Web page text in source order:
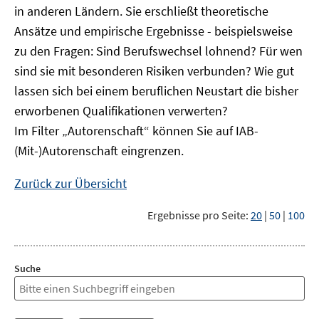
in anderen Ländern. Sie erschließt theoretische
Ansätze und empirische Ergebnisse - beispielsweise
zu den Fragen: Sind Berufswechsel lohnend? Für wen
sind sie mit besonderen Risiken verbunden? Wie gut
lassen sich bei einem beruflichen Neustart die bisher
erworbenen Qualifikationen verwerten?
Im Filter „Autorenschaft“ können Sie auf IAB-
(Mit-)Autorenschaft eingrenzen.
Zurück zur Übersicht
Ergebnisse pro Seite: 20 | 50 | 100
Suche